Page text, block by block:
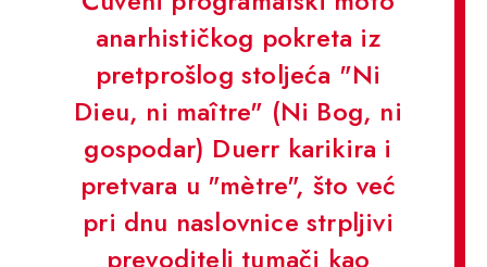
anarhističkog pokreta iz
pretprošlog stoljeća "Ni
Dieu, ni maître" (Ni Bog, ni
gospodar) Duerr karikira i
pretvara u "mètre", što već
pri dnu naslovnice strpljivi
prevoditelj tumači kao